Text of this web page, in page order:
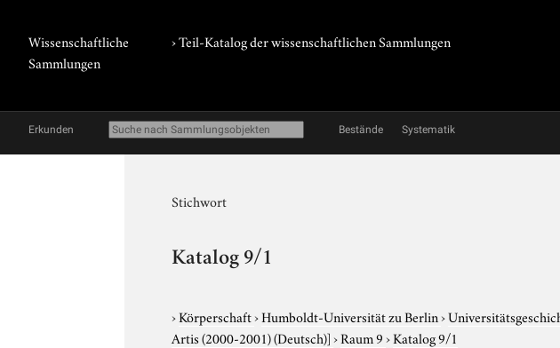
Wissenschaftliche
Sammlungen
› Teil-Katalog der wissenschaftlichen Sammlungen
Erkunden Bestände Systematik
Stichwort
Katalog 9/1
›Körperschaft›Humboldt-Universität zu Berlin›
Artis (2000-2001) (Deutsch)]›Raum 9›Katalog 9/1